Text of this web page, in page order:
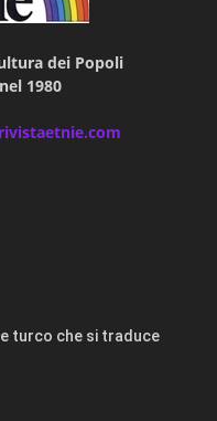
dei Popoli
1980
turco che si traduce